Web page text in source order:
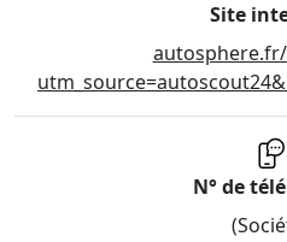
Site
N° de